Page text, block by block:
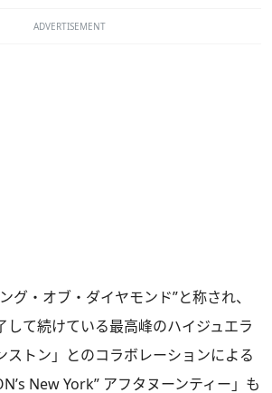
ADVERTISEMENT
グ・オブ・ダイヤモンド”と称され、
して続けている最高峰のハイジュエラ
ストン」とのコラボレーションによる
New York” アフタヌーンティー」も